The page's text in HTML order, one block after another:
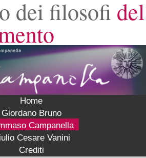
dei filosofi del
Home
Giordano Bruno
Campanella
Cesare Vanini
Crediti